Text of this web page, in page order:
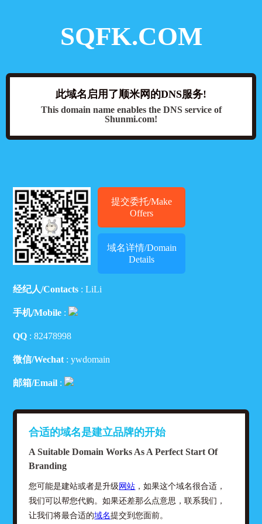
SQFK.COM
此域名启用了顺米网的DNS服务!
This domain name enables the DNS service of
Shunmi.com!
提交委托/Make
Offers
域名详情/Domain
Details
经纪人/Contacts : LiLi
手机/Mobile :
QQ :82478998
微信/Wechat : ywdomain
邮箱/Email :
合适的域名是建立品牌的开始
A Suitable Domain Works As A Perfect Start Of
Branding
您可能是建站或者是升级 网站 ，如果这个域名很合适，
我们可以帮您代购。如果还差那么点意思，联系我们，
让我们将最合适的域名提交到您面前。